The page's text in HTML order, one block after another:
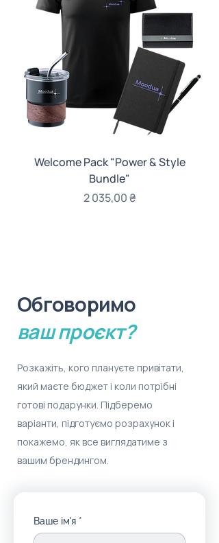
Welcome Pack "Power & Style
Bundle"
Ціна
2 035,00 ₴
Обговоримо
ваш проєкт?
Розкажіть, кого плануєте привітати,
який маєте бюджет і коли потрібні
готові подарунки. Підберемо
варіанти, підготуємо розрахунок і
покажемо, як все виглядатиме з
вашим брендингом.
Ваше ім'я *